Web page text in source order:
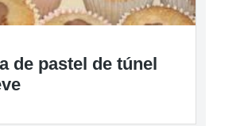
de pastel de túnel